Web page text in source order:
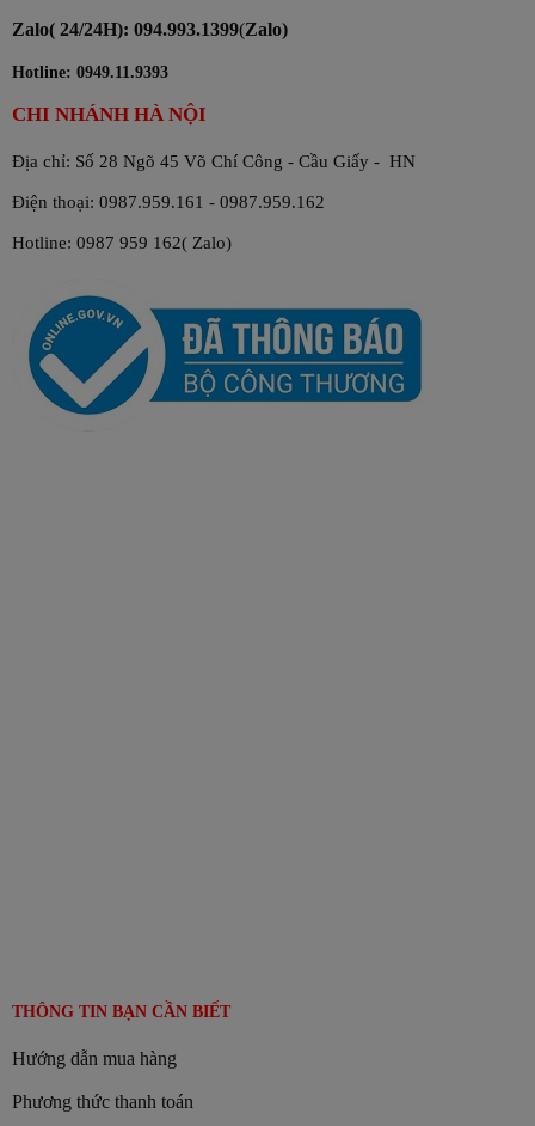
🌟 한 박스에는 커피 20포와 설탕 20포가 포함되어 있으
며, 총 중량은 320g입니다. 사용 방법도 매우 간단합니다.
록 한 뒤, 기호에 따라 물을 추가하면 됩니다. 얼음이나 우
유를 더해 사무실에서도 나만의 완벽한 커피를 즐길 수 있
습니다.
스를 경험해 보세요. 건조하고 서늘한 곳에 보관하여 신선
활력을 선물하는 최고의 선택이 될 것입니다
💼 #capheconsoc #phingiay #huyenthoaiviet
Từ khóa:
Zalo( 24/24H): 094.993.1399(Zalo)
Hotline: 0949.11.9393
CHI NHÁNH HÀ NỘI
Địa chỉ: Số 28 Ngõ 45 Võ Chí Công - Cầu Giấy - HN
Điện thoại: 0987.959.161 - 0987.959.162
Hotline: 0987 959 162( Zalo)
THÔNG TIN BẠN CẦN BIẾT
Hướng dẫn mua hàng
Phương thức thanh toán